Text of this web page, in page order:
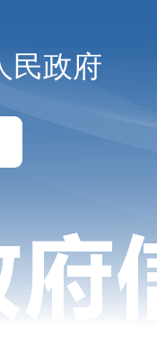
民政府